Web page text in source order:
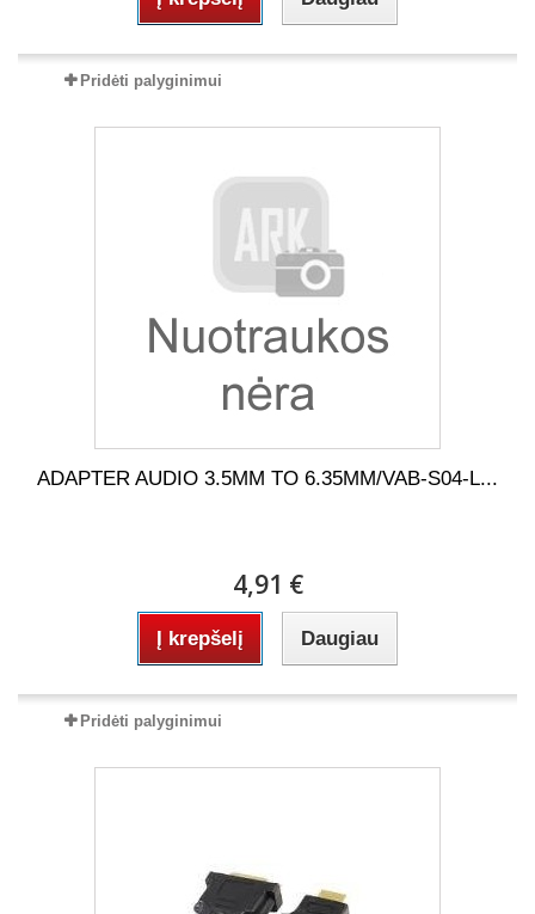
Pridėti palyginimui
ADAPTER AUDIO 3.5MM TO 6.35MM/VAB-S04-L...
4,91 €
Į krepšelį Daugiau
Pridėti palyginimui